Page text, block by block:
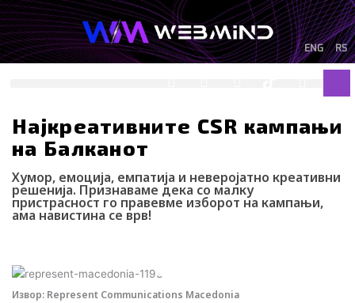
Skip
to
content
RS
ENG
b
k
t
a
a
m
t
u
t
-
i
e
n
Најкреативните CSR кампањи
на Балканот
Хумор, емоција, емпатија и неверојатно креативни
решенија. Признаваме дека со малку
пристрасност го правевме изборот на кампањи,
ама навистина се врв!
Извор: Represent Communications Macedonia